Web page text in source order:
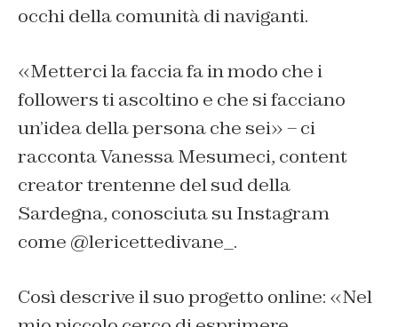
occhi della comunità di naviganti.
«Metterci la faccia fa in modo che i
followers ti ascoltino e che si facciano
un’idea della persona che sei» – ci
racconta Vanessa Mesumeci, content
creator trentenne del sud della
Sardegna, conosciuta su Instagram
come @lericettedivane_.
Così descrive il suo progetto online: «Nel